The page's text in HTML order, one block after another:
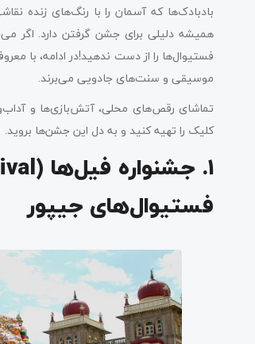
بادبادک‌ها که آسمان را با رنگ‌های زنده
همیشه دلیلی برای جشن گرفتن دارد. اگر
فستیوال‌ها را از دست ندهید!در ادامه، با
موسیقی و سنت‌های جادویی می‌برند.
تماشای رقص‌های محلی، آتش‌بازی‌ها و
کلیک را تهیه کنید و به دل این جشن‌ها بروید.
فستیوال‌های جیپور